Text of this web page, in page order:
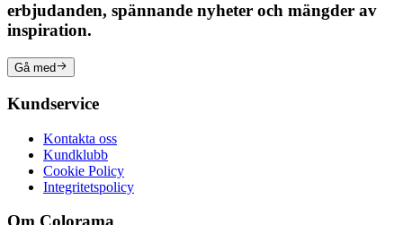
erbjudanden, spännande nyheter och mängder av
inspiration.
Gå med
Kundservice
Kontakta oss
Kundklubb
Cookie Policy
Integritetspolicy
Om Colorama